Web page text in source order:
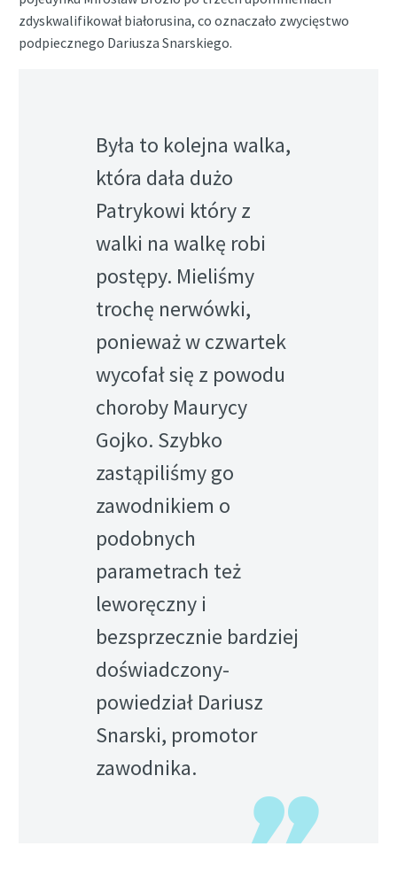
zdyskwalifikował białorusina, co oznaczało zwycięstwo
podpiecznego Dariusza Snarskiego.
Była to kolejna walka,
która dała dużo
Patrykowi który z
walki na walkę robi
postępy. Mieliśmy
trochę nerwówki,
ponieważ w czwartek
wycofał się z powodu
choroby Maurycy
Gojko. Szybko
zastąpiliśmy go
zawodnikiem o
podobnych
parametrach też
leworęczny i
bezsprzecznie bardziej
doświadczony-
powiedział Dariusz
Snarski, promotor
zawodnika.